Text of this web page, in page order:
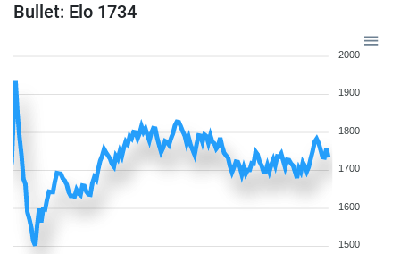
Bullet: Elo 1734
2000
1900
1800
1700
1600
1500